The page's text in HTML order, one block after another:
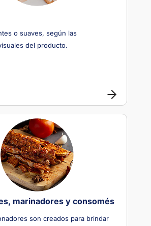
o suaves, según las
del producto.
marinadores y consomés
son creados para brindar